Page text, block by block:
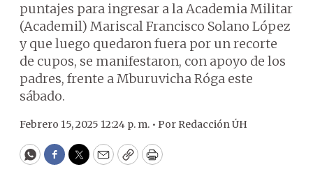
puntajes para ingresar a la Academia Militar
(Academil) Mariscal Francisco Solano López
y que luego quedaron fuera por un recorte
de cupos, se manifestaron, con apoyo de los
padres, frente a Mburuvicha Róga este
sábado.
Febrero 15, 2025 12:24 p. m. • Por Redacción ÚH
WhatsApp
Facebook
Twitter
EmailCopyPrint